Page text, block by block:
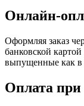
Онлайн-
Оформляя заказ
банковской
выпущенные как в
Оплата при